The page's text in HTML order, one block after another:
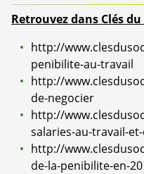
Retrouvez dans Clés
http://
penibilite-au-travail
http://
de-negocier
http://
salaries-au-travail-
http://
de-la-penibilite-en-